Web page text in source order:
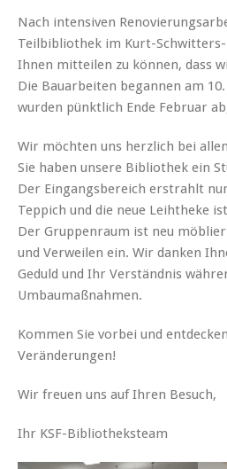
Nach intensiven
Teilbibliothek im Kurt-
Ihnen mitteilen zu können, dass
Die Bauarbeiten begannen am
wurden pünktlich Ende Februar
Wir möchten uns herzlich bei
Sie haben unsere Bibliothek ein
Der Eingangsbereich erstrahlt
Teppich und die neue Leihtheke
Der Gruppenraum ist neu
und Verweilen ein. Wir danken
Geduld und Ihr Verständnis
Umbaumaßnahmen.
Kommen Sie vorbei und
Veränderungen!
Wir freuen uns auf Ihren Besuch,
Ihr KSF-Bibliotheksteam